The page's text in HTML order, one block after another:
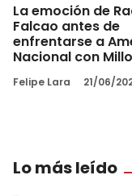
La emoción de
Falcao antes de
enfrentarse a
Nacional con
Felipe Lara 21/06/
Lo más leído